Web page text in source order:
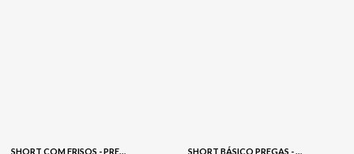
SHORT COM FRISOS - PRETO SHORT BÁSICO PREGAS - MARFIM